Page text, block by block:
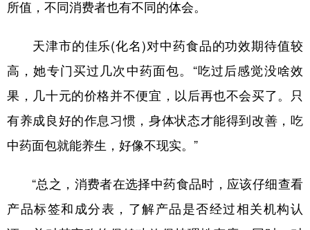
所值，不同消费者也有不同的体会。
天津市的佳乐(化名)对中药食品的功效期待值较
高，她专门买过几次中药面包。“吃过后感觉没啥效
果，几十元的价格并不便宜，以后再也不会买了。只
有养成良好的作息习惯，身体状态才能得到改善，吃
中药面包就能养生，好像不现实。”
“总之，消费者在选择中药食品时，应该仔细查看
产品标签和成分表，了解产品是否经过相关机构认